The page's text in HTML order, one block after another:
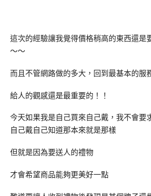
這次的經驗讓我覺得價格稍高的東西還是
～～
而且不管網路做的多大，回到最基本的服
給人的觀感還是最重要的！！
今天如果我是自己買來自己戴，我不會要
自己戴自己知道那本來就是那樣
但就是因為要送人的禮物
才會希望商品能夠更美好一點